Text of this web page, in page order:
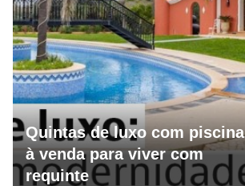
Quintas de luxo com piscina
à venda para viver com
requinte